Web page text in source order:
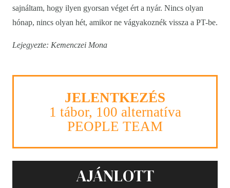
sajnáltam, hogy ilyen gyorsan véget ért a nyár. Nincs olyan
hónap, nincs olyan hét, amikor ne vágyakoznék vissza a PT-be.
Lejegyezte: Kemenczei Mona
JELENTKEZÉS
1 tábor, 100 alternatíva
PEOPLE TEAM
AJÁNLOTT